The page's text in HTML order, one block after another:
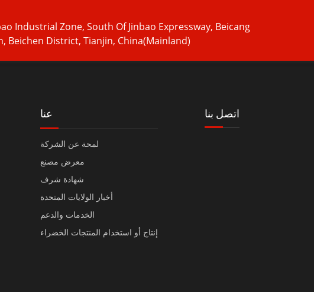
Industrial Zone, South Of Jinbao Expressway, Beicang
Beichen District, Tianjin, China(Mainland)
عنا
لمحة عن الشركة
معرض مصنع
شهادة شرف
أخبار الولايات المتحدة
الخدمات والدعم
إنتاج أو استخدام المنتجات الخضراء
اتصل بنا